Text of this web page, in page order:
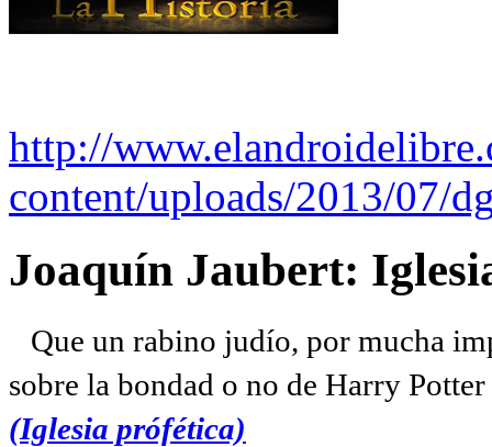
http://
content/uploads/2013/07/
Joaquín Jaubert:
Que un rabino judío, por mucha
sobre la bondad o no de Harry
(Iglesia prófética)